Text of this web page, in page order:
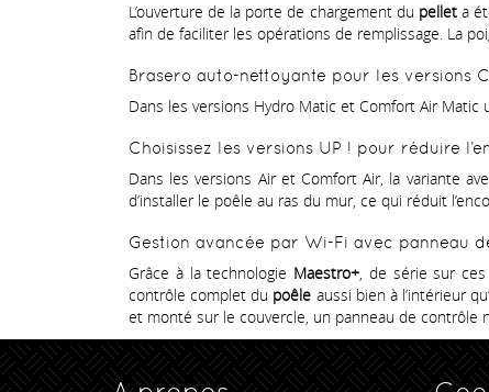
L’ouverture de la porte de chargement du pellet a
afin de faciliter les opérations de remplissage. La
Brasero auto-nettoyante pour les versions
Dans les versions Hydro Matic et Comfort Air
Choisissez les versions UP ! pour réduire
Dans les versions Air et Comfort Air, la variante
d’installer le poêle au ras du mur, ce qui réduit
Gestion avancée par Wi-Fi avec panneau
Grâce à la technologie Maestro+, de série sur
contrôle complet du poêle aussi bien à l’intérieur
et monté sur le couvercle, un panneau de